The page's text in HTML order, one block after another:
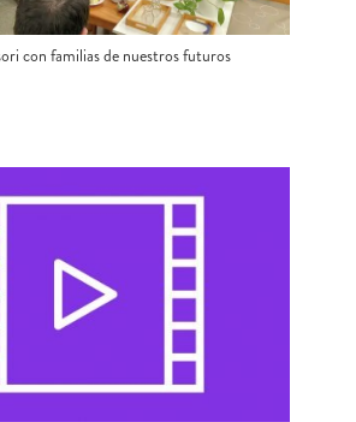
con familias de nuestros futuros